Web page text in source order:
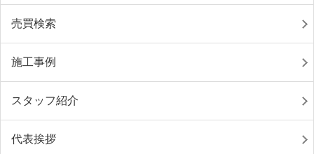
売買検索
施工事例
スタッフ紹介
代表挨拶